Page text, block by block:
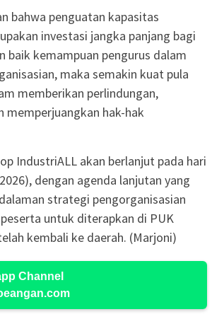
bahwa penguatan kapasitas
investasi jangka panjang bagi
baik kemampuan pengurus dalam
maka semakin kuat pula
memberikan perlindungan,
memperjuangkan hak-hak
IndustriALL akan berlanjut pada hari
dengan agenda lanjutan yang
strategi pengorganisasian
untuk diterapkan di PUK
kembali ke daerah. (Marjoni)
Channel